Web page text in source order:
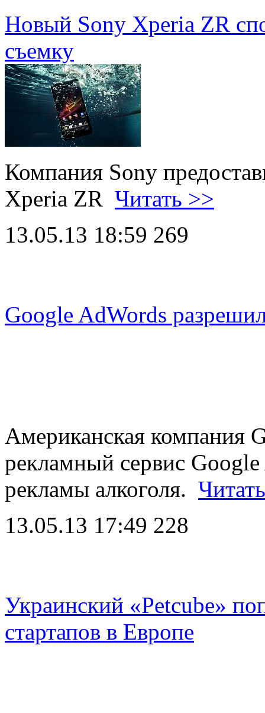
Новый Sony Xperia ZR
съемку
Компания Sony
Xperia ZR Читать >>
13.05.13 18:59 269
Google AdWords
Американская компания
рекламный сервис
рекламы алкоголя.
13.05.13 17:49 228
Украинский «Petcube»
стартапов в Европе